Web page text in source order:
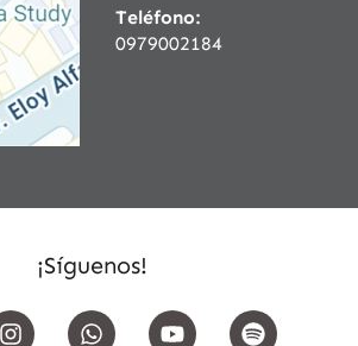
Teléfono:
0979002184
¡Síguenos!
I
W
Y
S